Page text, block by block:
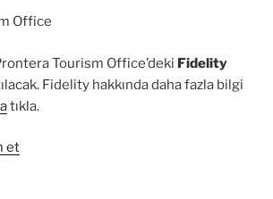
Office
Tourism Office’deki Fidelity
Fidelity hakkında daha fazla bilgi
tıkla.
et“Yükleme